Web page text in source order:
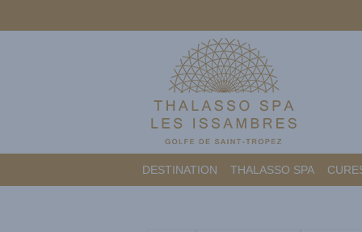
DESTINATION THALASSO SPA